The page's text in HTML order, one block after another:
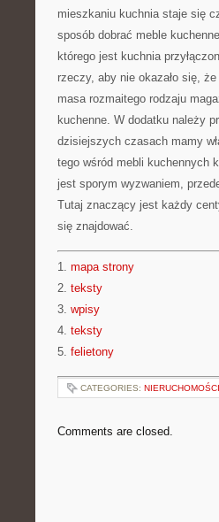
mieszkaniu kuchnia staje się
sposób dobrać meble
którego jest kuchnia
rzeczy, aby nie okazało się,
masa rozmaitego rodzaju
kuchenne. W dodatku należy
dzisiejszych czasach mamy
tego wśród mebli kuchennych
jest sporym wyzwaniem,
Tutaj znaczący jest każdy
się znajdować.
1. mapa strony
2. teksty
3. wpisy
4. teksty
5. felietony
CATEGORIES: NIERUCHOMOŚCI
Comments are closed.